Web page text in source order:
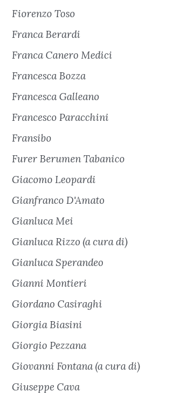
Fiorenzo Toso
Franca Berardi
Franca Canero Medici
Francesca Bozza
Francesca Galleano
Francesco Paracchini
Fransibo
Furer Berumen Tabanico
Giacomo Leopardi
Gianfranco D'Amato
Gianluca Mei
Gianluca Rizzo (a cura di)
Gianluca Sperandeo
Gianni Montieri
Giordano Casiraghi
Giorgia Biasini
Giorgio Pezzana
Giovanni Fontana (a cura di)
Giuseppe Cava